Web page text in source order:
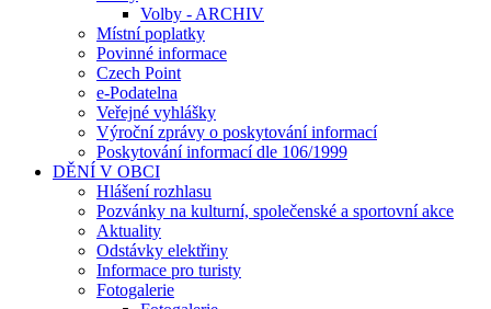
Volby - ARCHIV
Místní poplatky
Povinné informace
Czech Point
e-Podatelna
Veřejné vyhlášky
Výroční zprávy o poskytování informací
Poskytování informací dle 106/1999
DĚNÍ V OBCI
Hlášení rozhlasu
Pozvánky na kulturní, společenské a sportovní akce
Aktuality
Odstávky elektřiny
Informace pro turisty
Fotogalerie